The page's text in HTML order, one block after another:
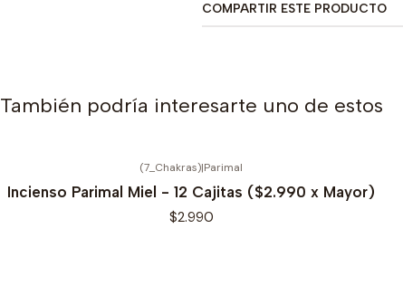
COMPARTIR ESTE PRODUCTO
También podría interesarte uno de estos
(7_Chakras)|Parimal
Incienso Parimal Miel - 12 Cajitas ($2.990 x Mayor)
$2.990